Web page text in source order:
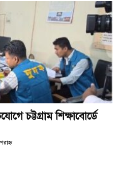
চট্টগ্রাম শিক্ষাবোর্ডে